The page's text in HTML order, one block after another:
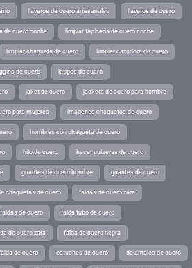
llaveros de cuero artesanales llaveros de cuero
de cuero coche limpiar tapiceria de cuero coche
limpiar chaqueta de cuero limpiar cazadora de cuero
de cuero latigos de cuero
jaket de cuero jackets de cuero para hombre
para mujeres imagenes chaquetas de cuero
hombres con chaqueta de cuero
hilo de cuero hacer pulseras de cuero
guantes de cuero hombre guantes de cuero
chaquetas de cuero faldas de cuero zara
faldas de cuero falda tubo de cuero
de cuero zara falda de cuero negra
de cuero estuches de cuero delantales de cuero